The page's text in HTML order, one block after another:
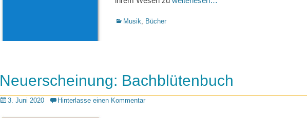
Kategorien
Musik, Bücher
Neuerscheinung: Bachblütenbuch
Posted
3. Juni 2020 Hinterlasse einen Kommentar